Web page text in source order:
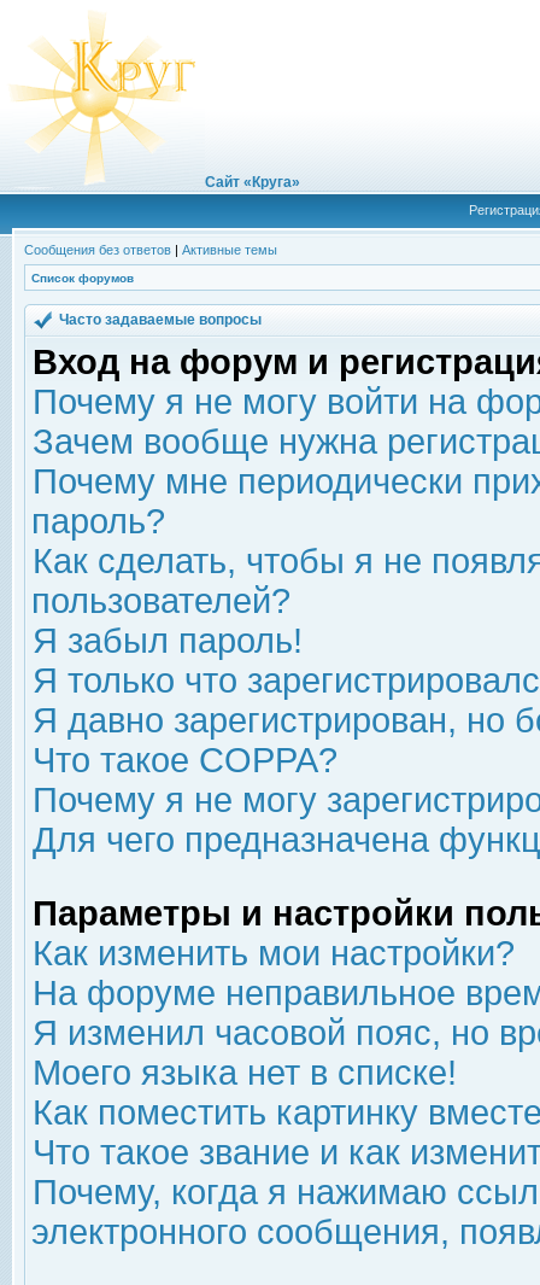
Сайт «Круга»
Сообщения без ответов | Активные темы
Список форумов
Часто задаваемые вопросы
Вход на форум и
Почему я не могу войти на
Зачем вообще нужна
Почему мне периодически
пароль?
Как сделать, чтобы я не
пользователей?
Я забыл пароль!
Я только что
Я давно зарегистрирован, но
Что такое COPPA?
Почему я не могу
Для чего предназначена
Параметры и настройки
Как изменить мои настройки?
На форуме неправильное
Я изменил часовой пояс, но
Моего языка нет в списке!
Как поместить картинку
Что такое звание и как
Почему, когда я нажимаю
электронного сообщения,